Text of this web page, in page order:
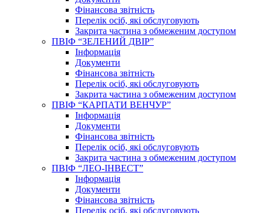
Фінансова звітність
Перелік осіб, які обслуговують
Закрита частина з обмеженим доступом
ПВІФ “ЗЕЛЕНИЙ ДВІР”
Інформація
Документи
Фінансова звітність
Перелік осіб, які обслуговують
Закрита частина з обмеженим доступом
ПВІФ “КАРПАТИ ВЕНЧУР”
Інформація
Документи
Фінансова звітність
Перелік осіб, які обслуговують
Закрита частина з обмеженим доступом
ПВІФ “ЛЕО-ІНВЕСТ”
Інформація
Документи
Фінансова звітність
Перелік осіб, які обслуговують